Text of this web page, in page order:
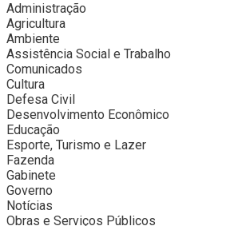
Administração
Agricultura
Ambiente
Assistência Social e Trabalho
Comunicados
Cultura
Defesa Civil
Desenvolvimento Econômico
Educação
Esporte, Turismo e Lazer
Fazenda
Gabinete
Governo
Notícias
Obras e Serviços Públicos